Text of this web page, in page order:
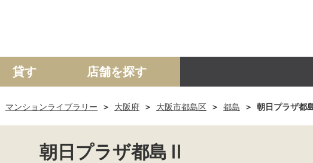
マンション 土地 事業投資用
貸す 店舗を探す
マンションライブラリー 大阪府 大阪市都島区 都島 朝日プラザ都
朝日プラザ都島Ⅱ